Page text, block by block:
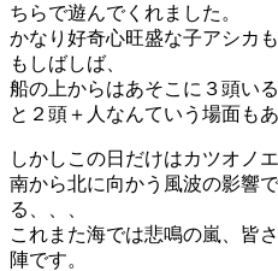
ちらで遊んでくれました。
かなり好奇心旺盛な子アシカ
もしばしば、
船の上からはあそこに３頭い
と２頭＋人なんていう場面も
しかしこの日だけはカツオノ
南から北に向かう風波の影響
る、、、
これまた海では悲鳴の嵐、皆
陣です。